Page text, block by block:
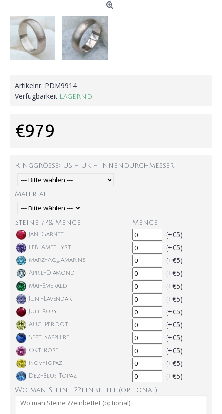
Artikelnr. PDM9914
Verfügbarkeit Lagernd
€979
Ringgröße: US - UK - Innendurchmesser
Material
Steine ??& Menge Menge
Jan-Garnet (+€5)
Feb-Amethyst (+€5)
März-Aquamarine (+€5)
April-Diamond (+€5)
Mai-Emerald (+€5)
Juni-Lavendar (+€5)
Juli-Ruby (+€5)
Aug-Peridot (+€5)
Sept-Sapphire (+€5)
Okt-Rose (+€5)
Nov-Topaz (+€5)
Dez-Blue Topaz (+€5)
Wo man Steine ??einbettet (optional):